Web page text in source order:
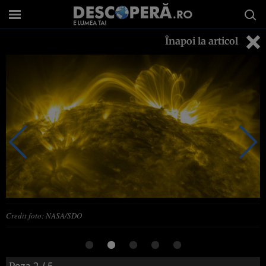
Înapoi la articol
Credit foto: NASA/SDO